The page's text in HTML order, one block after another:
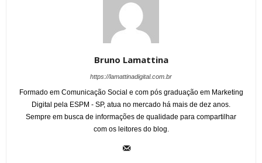
Bruno Lamattina
https://lamattinadigital.com.br
Formado em Comunicação Social e com pós graduação em Marketing
Digital pela ESPM - SP, atua no mercado há mais de dez anos.
Sempre em busca de informações de qualidade para compartilhar
com os leitores do blog.